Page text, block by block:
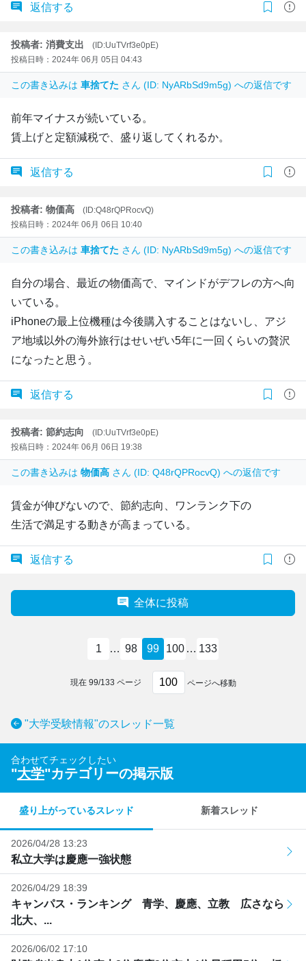
返信する
投稿者: 消費支出
(ID:UuTVrf3e0pE)
投稿日時：2024年 06月 05日 04:43
この書き込みは 車捨てた さん (ID: NyARbSd9m5g) への返信です
前年マイナスが続いている。
賃上げと定額減税で、盛り返してくれるか。
返信する
投稿者: 物価高
(ID:Q48rQPRocvQ)
投稿日時：2024年 06月 06日 10:40
この書き込みは 車捨てた さん (ID: NyARbSd9m5g) への返信です
自分の場合、最近の物価高で、マインドがデフレの方へ向
いている。
iPhoneの最上位機種は今後購入することはないし、アジ
ア地域以外の海外旅行はせいぜい5年に一回くらいの贅沢
になったと思う。
返信する
投稿者: 節約志向
(ID:UuTVrf3e0pE)
投稿日時：2024年 06月 06日 19:38
この書き込みは 物価高 さん (ID: Q48rQPRocvQ) への返信です
賃金が伸びないので、節約志向、ワンランク下の
生活で満足する動きが高まっている。
返信する
全体に投稿
1 … 98 99 100 … 133
現在 99/133 ページ ページへ移動
"大学受験情報"のスレッド一覧
合わせてチェックしたい
"大学"カテゴリーの掲示版
盛り上がっているスレッド 新着スレッド
2026/04/28 13:23
私立大学は慶應一強状態
2026/04/29 18:39
キャンパス・ランキング 青学、慶應、立教 広さなら
北大、...
2026/06/02 17:10